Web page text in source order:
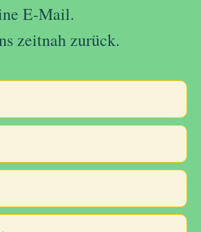
E-Mail.
zeitnah zurück.